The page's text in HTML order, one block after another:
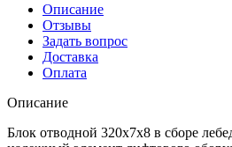
Описание
Отзывы
Задать вопрос
Доставка
Оплата
Описание
Блок отводной 320х7х8 в сборе